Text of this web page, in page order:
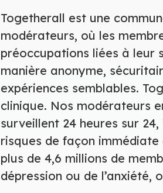
Togetherall est une
modérateurs, où les
préoccupations liées à leur
manière anonyme,
expériences semblables.
clinique. Nos modérateurs
surveillent 24 heures sur
risques de façon
plus de 4,6 millions de
dépression ou de l’anxiété,